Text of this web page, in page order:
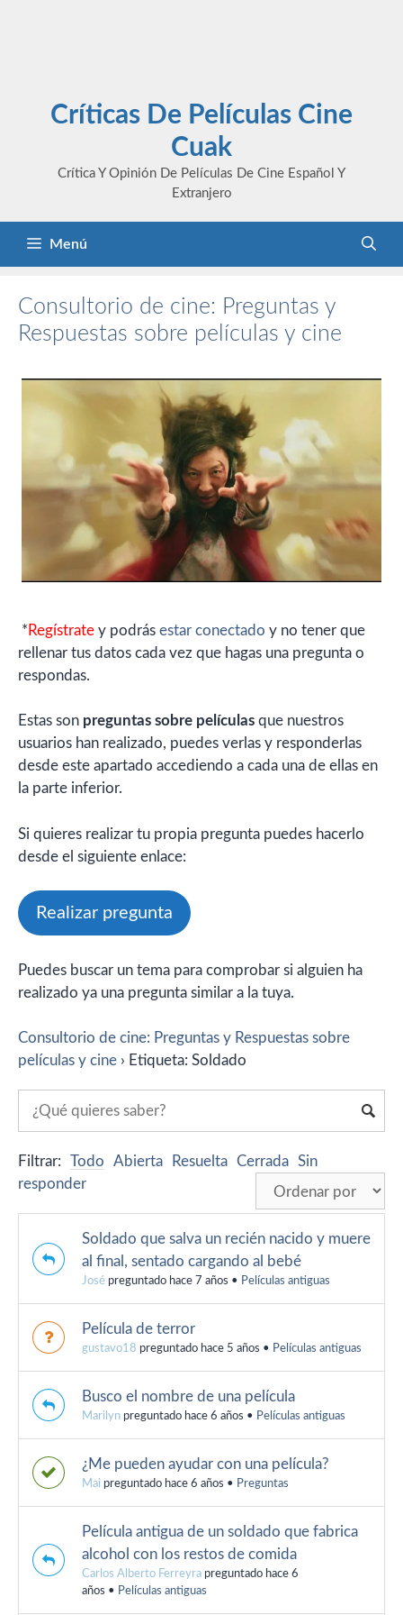
Críticas De Películas Cine
Cuak
Crítica Y Opinión De Películas De Cine Español Y
Extranjero
Menú
Consultorio de cine: Preguntas y
Respuestas sobre películas y cine
* Regístrate y podrás estar conectado y no tener que
rellenar tus datos cada vez que hagas una pregunta o
respondas.
Estas son preguntas sobre películas que nuestros
usuarios han realizado, puedes verlas y responderlas
desde este apartado accediendo a cada una de ellas en
la parte inferior.
Si quieres realizar tu propia pregunta puedes hacerlo
desde el siguiente enlace:
Realizar pregunta
Puedes buscar un tema para comprobar si alguien ha
realizado ya una pregunta similar a la tuya.
Consultorio de cine: Preguntas y Respuestas sobre
películas y cine › Etiqueta: Soldado
Filtrar: Todo Abierta Resuelta Cerrada Sin
responder
Soldado que salva un recién nacido y muere
al final, sentado cargando al bebé
José preguntado hace 7 años • Películas antiguas
Película de terror
gustavo18 preguntado hace 5 años • Películas antiguas
Busco el nombre de una película
Marilyn preguntado hace 6 años • Películas antiguas
¿Me pueden ayudar con una película?
Mai preguntado hace 6 años • Preguntas
Película antigua de un soldado que fabrica
alcohol con los restos de comida
Carlos Alberto Ferreyra preguntado hace 6
años • Películas antiguas